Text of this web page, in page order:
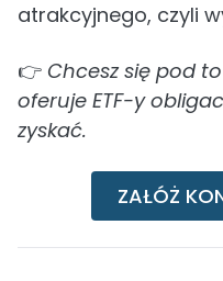
atrakcyjnego, czyli
👉 Chcesz się pod
oferuje ETF-y
zyskać.
ZAŁÓŻ